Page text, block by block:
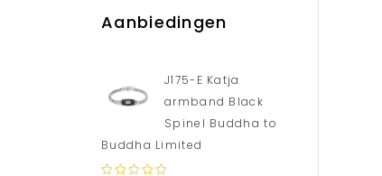
Aanbiedingen
J175-E Katja
armband Black
Spinel Buddha to
Buddha Limited